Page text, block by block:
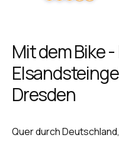
Mit dem Bike
Dresden
Quer durch